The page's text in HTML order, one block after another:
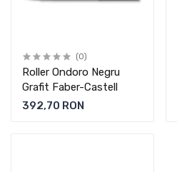
(0)
Roller Ondoro Negru
Grafit Faber-Castell
392,70 RON